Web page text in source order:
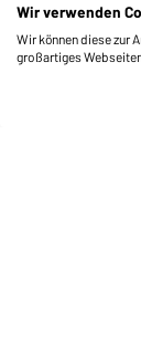
Wir verwenden
Wir können diese zur
großartiges